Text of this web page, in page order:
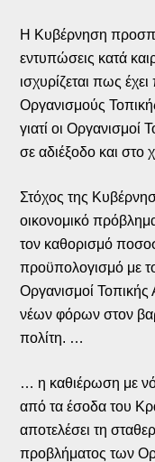
Η Κυβέρνηση
εντυπώσεις κατά
ισχυρίζεται πως
Οργανισμούς
γιατί οι Οργανισμοί
σε αδιέξοδο και στο
Στόχος της
οικονομικό
τον καθορισμό
προϋπολογισμό με
Οργανισμοί Τοπικής
νέων φόρων στον
πολίτη. …
… η καθιέρωση με
από τα έσοδα του
αποτελέσει τη
προβλήματος των